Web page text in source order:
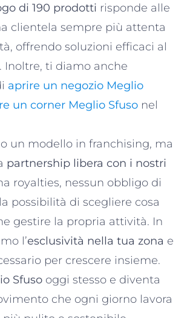
di 190 prodotti risponde alle
clientela sempre più attenta
offrendo soluzioni efficaci al
Inoltre, ti diamo anche
aprire un negozio Meglio
un corner Meglio Sfuso nel
un modello in franchising, ma
partnership libera con i nostri
royalties, nessun obbligo di
possibilità di scegliere cosa
gestire la propria attività. In
l’esclusività nella tua zona e
per crescere insieme.
Sfuso oggi stesso e diventa
che ogni giorno lavora